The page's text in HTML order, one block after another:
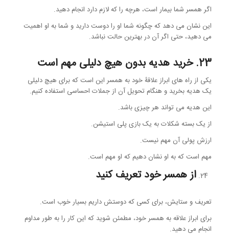
اگر همسر شما بیمار است، هرچه را که لازم دارد انجام دهید.
این نشان می دهد که چگونه شما او را دوست دارید و شما به او اهمیت
می دهید، حتی اگر آن در بهترین حالت نباشد.
23. خرید هدیه بدون هیچ دلیلی مهم است
یکی از راه های ابراز علاقۀ خود به همسر این است که برای هیچ دلیلی
یک هدیه بخرید و هنگام تحویل آن از جملات احساسی استفاده کنیم.
این هدیه می تواند هر چیزی باشد.
از یک بسته شکلات به یک بازی پلی استیشن.
ارزش پولی آن مهم نیست.
مهم است که به او نشان دهیم که او مهم است.
از همسر خود تعریف کنید
تعریف و ستایش، برای کسی که دوستش داریم بسیار خوب است.
برای ابراز علاقه به همسر خود، مطمئن شوید که این کار را به طور مداوم
انجام می دهید.